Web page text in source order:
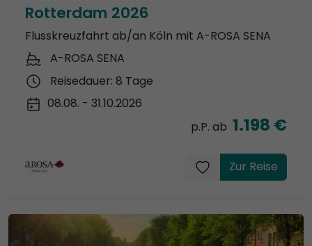
Rotterdam 2026
Flusskreuzfahrt ab/an Köln mit A-ROSA SENA
A-ROSA SENA
Reisedauer: 8 Tage
08.08. - 31.10.2026
p.P. ab 1.198 €
Zur Reise